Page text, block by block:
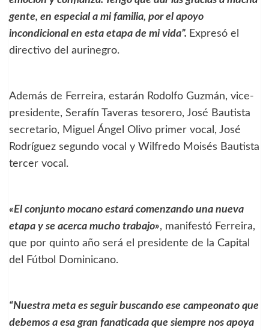
gente, en especial a mi familia, por el apoyo
incondicional en esta etapa de mi vida”. Expresó el
directivo del aurinegro.
Además de Ferreira, estarán Rodolfo Guzmán, vice-
presidente, Serafín Taveras tesorero, José Bautista
secretario, Miguel Ángel Olivo primer vocal, José
Rodríguez segundo vocal y Wilfredo Moisés Bautista
tercer vocal.
«El conjunto mocano estará comenzando una nueva
etapa y se acerca mucho trabajo», manifestó Ferreira,
que por quinto año será el presidente de la Capital
del Fútbol Dominicano.
“Nuestra meta es seguir buscando ese campeonato que
debemos a esa gran fanaticada que siempre nos apoya